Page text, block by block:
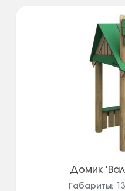
Домик
Габариты: